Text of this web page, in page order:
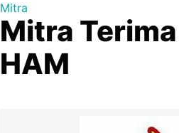
Mitra
Mitra
HAM